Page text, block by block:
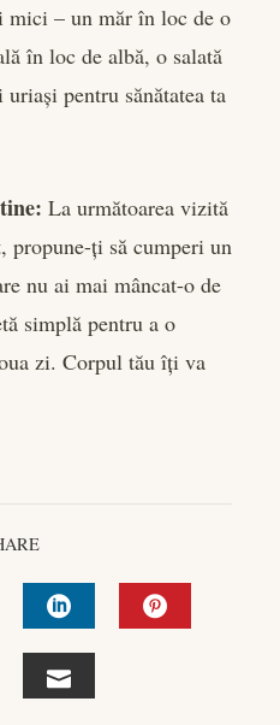
mici – un măr în loc de o
în loc de albă, o salată
pentru sănătatea ta
La următoarea vizită
propune-ți să cumperi un
nu ai mai mâncat-o de
simplă pentru a o
zi. Corpul tău îți va
LINKEDIN